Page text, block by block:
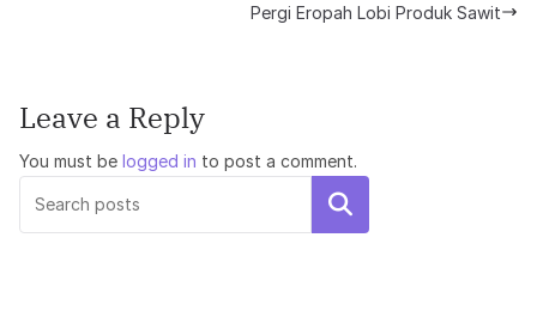
Pergi Eropah Lobi Produk Sawit
Leave a Reply
You must be logged in to post a comment.
Search